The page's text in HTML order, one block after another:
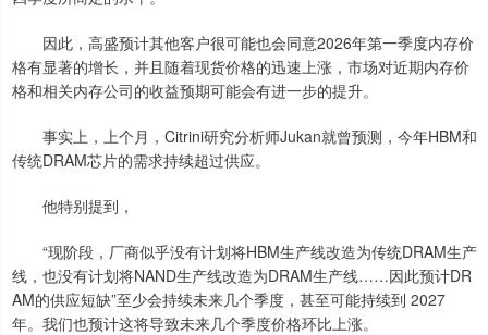
因此，高盛预计其他客户很可能也会同意2026年第一季度内存价
格有显著的增长，并且随着现货价格的迅速上涨，市场对近期内存价
格和相关内存公司的收益预期可能会有进一步的提升。
事实上，上个月，Citrini研究分析师Jukan就曾预测，今年HBM和
传统DRAM芯片的需求持续超过供应。
他特别提到，
“现阶段，厂商似乎没有计划将HBM生产线改造为传统DRAM生产
线，也没有计划将NAND生产线改造为DRAM生产线……因此预计DR
AM的供应短缺”至少会持续未来几个季度，甚至可能持续到 2027
年。我们也预计这将导致未来几个季度价格环比上涨。